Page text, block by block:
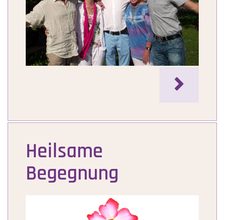

Heilsame
Begegnung